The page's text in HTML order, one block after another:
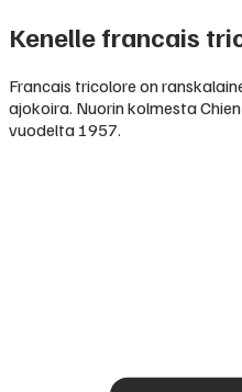
Kenelle francais
Francais tricolore on
ajokoira. Nuorin kolmesta
vuodelta 1957.